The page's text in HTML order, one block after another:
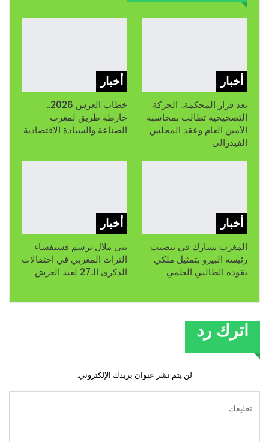
أخبار
بعد قرار المحكمة.. الحركة
التصحيحية تطالب بمحاسبة
الأمين العام وعقد المجلس
الفيدرالي
أخبار
خطاب العرش 2026..
خارطة طريق لمغرب
الصناعة والسيادة الاقتصادية
أخبار
المغرب يشارك في تنصيب
رئيسة البيرو بتمثيل ملكي
يقوده الطالبي العلمي
أخبار
بني ملال ترسم فسيفساء
التراث المغربي في احتفالات
الذكرى الـ27 لعيد العرش
اترك رد
لن يتم نشر عنوان بريدك الإلكتروني.